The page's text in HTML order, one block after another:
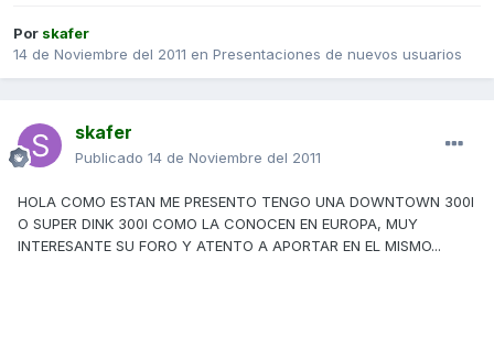
Por skafer
14 de Noviembre del 2011 en Presentaciones de nuevos usuarios
skafer
Publicado 14 de Noviembre del 2011
HOLA COMO ESTAN ME PRESENTO TENGO UNA DOWNTOWN 300I
O SUPER DINK 300I COMO LA CONOCEN EN EUROPA, MUY
INTERESANTE SU FORO Y ATENTO A APORTAR EN EL MISMO...